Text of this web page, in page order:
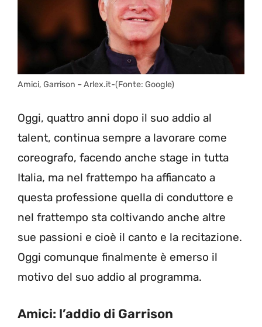
Amici, Garrison – Arlex.it-(Fonte: Google)
Oggi, quattro anni dopo il suo addio al
talent, continua sempre a lavorare come
coreografo, facendo anche stage in tutta
Italia, ma nel frattempo ha affiancato a
questa professione quella di conduttore e
nel frattempo sta coltivando anche altre
sue passioni e cioè il canto e la recitazione.
Oggi comunque finalmente è emerso il
motivo del suo addio al programma.
Amici: l’addio di Garrison